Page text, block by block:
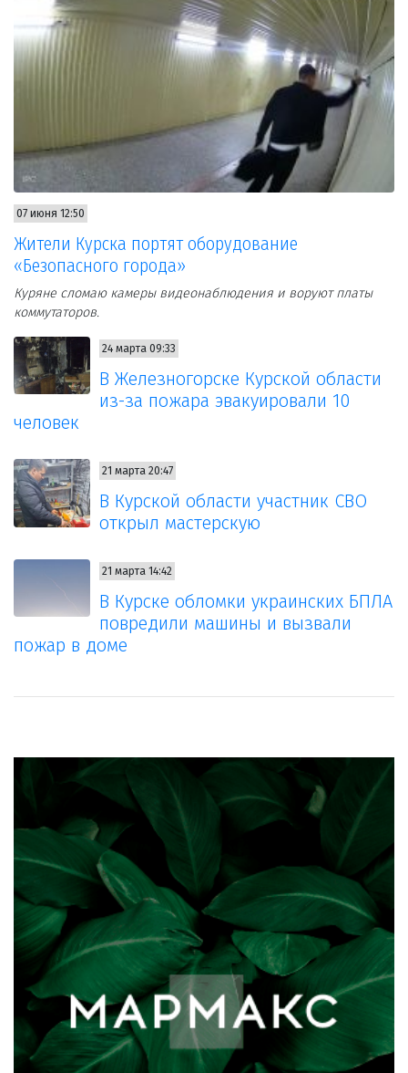
07 июня 12:50
Жители Курска портят оборудование
«Безопасного города»
Куряне сломаю камеры видеонаблюдения и воруют платы
коммутаторов.
24 марта 09:33
В Железногорске Курской области
из-за пожара эвакуировали 10
человек
21 марта 20:47
В Курской области участник СВО
открыл мастерскую
21 марта 14:42
В Курске обломки украинских БПЛА
повредили машины и вызвали
пожар в доме